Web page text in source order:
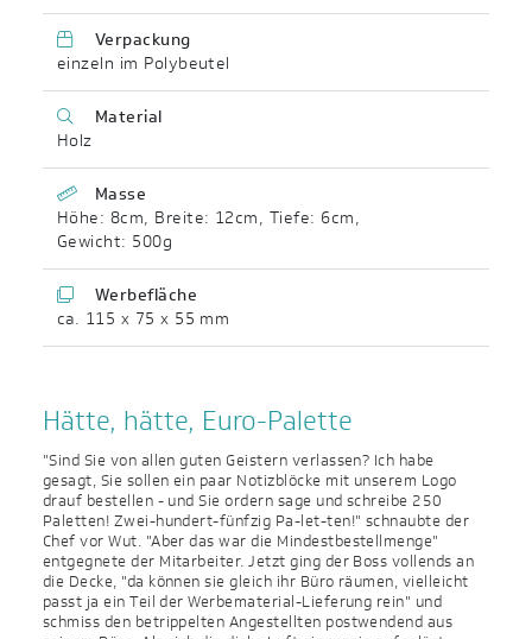
Verpackung
einzeln im Polybeutel
Material
Holz
Masse
Höhe: 8cm, Breite: 12cm, Tiefe: 6cm,
Gewicht: 500g
Werbefläche
ca. 115 x 75 x 55 mm
Hätte, hätte, Euro-Palette
"Sind Sie von allen guten Geistern verlassen? Ich habe
gesagt, Sie sollen ein paar Notizblöcke mit unserem Logo
drauf bestellen - und Sie ordern sage und schreibe 250
Paletten! Zwei-hundert-fünfzig Pa-let-ten!" schnaubte der
Chef vor Wut. "Aber das war die Mindestbestellmenge"
entgegnete der Mitarbeiter. Jetzt ging der Boss vollends an
die Decke, "da können sie gleich ihr Büro räumen, vielleicht
passt ja ein Teil der Werbematerial-Lieferung rein" und
schmiss den betrippelten Angestellten postwendend aus